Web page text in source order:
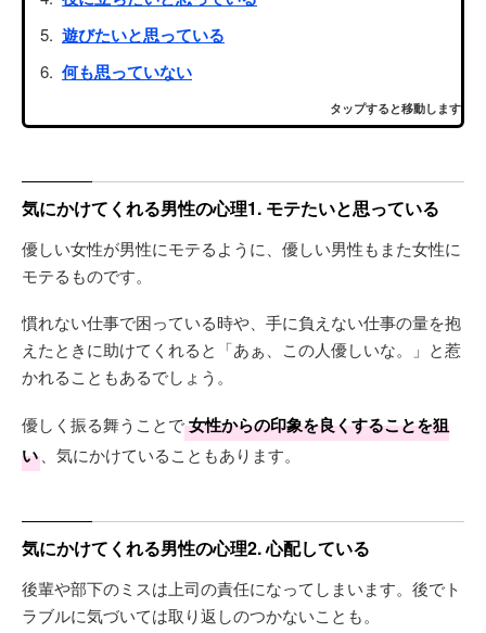
遊びたいと思っている
何も思っていない
タップすると移動します
気にかけてくれる男性の心理1. モテたいと思っている
優しい女性が男性にモテるように、優しい男性もまた女性に
モテるものです。
慣れない仕事で困っている時や、手に負えない仕事の量を抱
えたときに助けてくれると「あぁ、この人優しいな。」と惹
かれることもあるでしょう。
優しく振る舞うことで女性からの印象を良くすることを狙
い 、気にかけていることもあります。
気にかけてくれる男性の心理2. 心配している
後輩や部下のミスは上司の責任になってしまいます。後でト
ラブルに気づいては取り返しのつかないことも。